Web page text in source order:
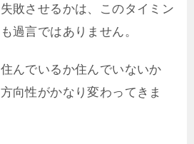
敗させるかは、このタイミン
過言ではありません。
んでいるか住んでいないか
向性がかなり変わってきま